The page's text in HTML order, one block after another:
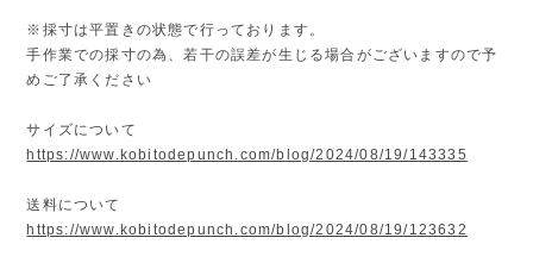
※採寸は平置きの状態で行っております。
手作業での採寸の為、若干の誤差が生じる場合がございますので予
めご了承ください
サイズについて
https://www.kobitodepunch.com/blog/2024/08/19/143335
送料について
https://www.kobitodepunch.com/blog/2024/08/19/123632